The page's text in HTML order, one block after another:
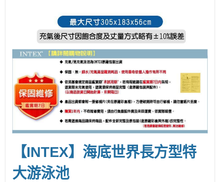
【INTEX】海底世界長方型特
大游泳池